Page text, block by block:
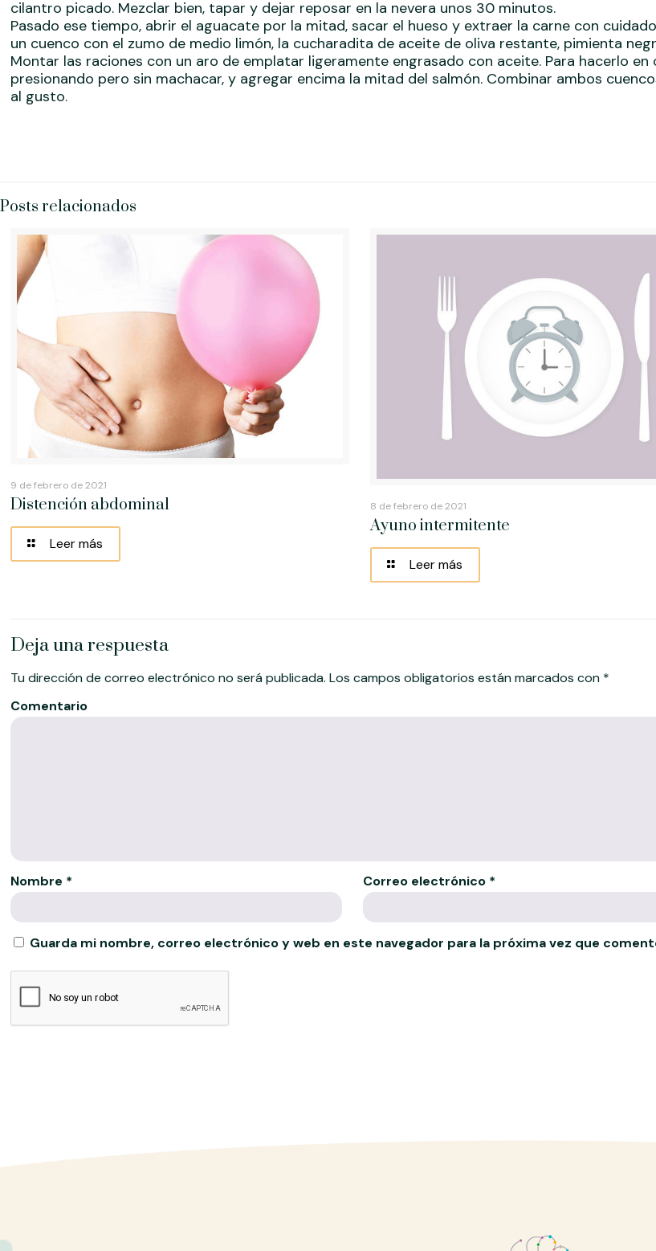
cilantro picado. Mezclar bien, tapar y dejar reposar en la nevera unos 30 minutos.
Pasado ese tiempo, abrir el aguacate por la mitad, sacar el hueso y extraer la carne con
un cuenco con el zumo de medio limón, la cucharadita de aceite de oliva restante, pimienta
Montar las raciones con un aro de emplatar ligeramente engrasado con aceite. Para hacerlo
presionando pero sin machacar, y agregar encima la mitad del salmón. Combinar ambos
al gusto.
Posts relacionados
9 de febrero de 2021
Distención abdominal
Leer más
8 de febrero de 2021
Ayuno intermitente
Leer más
Deja una respuesta
Tu dirección de correo electrónico no será publicada. Los campos obligatorios están marcados con *
Comentario
Nombre * Correo electrónico *
Guarda mi nombre, correo electrónico y web en este navegador para la próxima vez que